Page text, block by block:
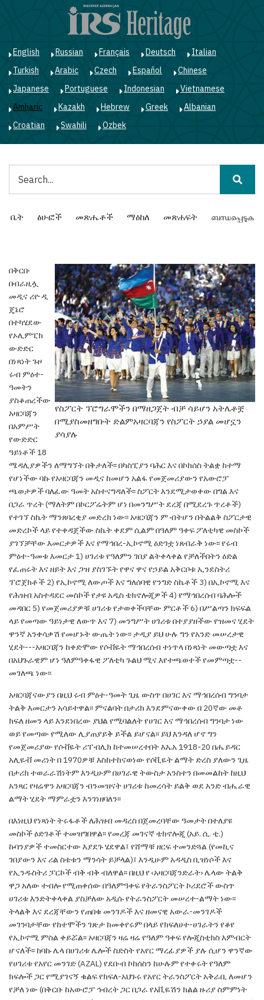
English Russian Français Deutsch
Italian
Turkish
Arabic Czech Español
Chinese
Japanese
Portuguese Indonesian
Vietnamese
Amharic
Kazakh Hebrew Greek
Albanian
Croatian
Swahili Ozbek
Main
navigation
ቤት ፅሁፎች መጽሔቶች ማዕከለ መጽሐፍት ബന്ധപ്പെടുക
የስፖርት ፕሮግራሞችን በማዘጋጀት ብቻ ሳይሆን አትሌቶቿ
በሚያስመዘግቡት ድልምአዛርባጃን የስፖርት ኃያል መሆኗን
ያሳያሉ
በቅርቡ
በብራዚሏ
መዲና ሪዮ ዲ
ጄኔሮ
በተካሄደው
የኦሊምፒክ
ውድድር
በነጻነት ጉዞ
ሩብ ምዕተ-
ዓመትን
ያስቆጠረችው
አዛርባጃን
በአምሥት
የውድድር
ዓይነቶች 18
ሜዳሊያዎችን ለማግኘት በቅታለች፡፡ በካስፒያን ባሕር እና በኮከሰስ ትልቋ ከተማ
የሆነችው ባኩ የአዛርባጃን መዲና ከመሆን አልፋ የመጀመሪያውን የአውሮፓ
ጫወታዎች ባለፈው ዓመት አስተናግዳለች፡፡ ስፖርት እንደሚታወቀው በግል እና
በጋራ ጥረት (ማለትም በኮርፖሬትም ሆነ በመንግሥት ደረጃ በሚደረጉ ጥረቶች)
የተገኘ ስኬት ማንጸባረቂያ መድረክ ነው፡፡ አዛርባጃን ምብትሆን በትልልቅ ስፖርታዊ
መድረኮች ላይ የተቀዳጀችውስኬት ቀደም ሲልምበዓለም ዓቀፍ ፖለቲካዊ መስኮች
ያገኘቻቸው እመርታዎች እና የማኅበረ-ኢኮኖሚ ዕድገቷነጸብራቅ ነው፡፡ የሩብ
ምዕተ-ዓመቱ እመርታ 1) ሀገሪቱየዓለምን ገበያ ልትቀላቀል የቻለችበትን ዕድል
የፈጠሩትእና ዘይት እና ጋዝ ያስገኙት የዋና ዋና የኃይል አቅርቦቱኢንደስትሪ
ፕሮጀክቶች 2) የኢኮኖሚ ለውጦች እና ግለሰባዊ የንግድ ስኬቶች 3) በኢኮኖሚ እና
የሕዝብ አስተዳደርመስኮች የታዩ አዲስ ቴክኖሎጂዎች 4) የማኅበረሰብ ባሕሎች
መዳበር 5) የመጀመሪያዎቹ ሀገሪቱ የታወቀችባቸው ምርቶች6) በሥልጣን ክፍፍል
ላይ የመጣው ዓይነታዊ ለውጥ እና7) መንግሥት ሀገሪቱ በተያያዘችው የዝመና ሂደት
ዋንኛ አንቀሳቃሽ የመሆኑት ውጤት ነው፡፡ ታዲያ ይህ ሁሉ ግንየአንድ መሠረታዊ
ሂደት---አዛርባጃን ከቀድሞው የሶቭዬትማኅበረሰብ ተነጥላ በነጻነት መውጣቷ እና
በአህጉራዊም ሆነ ዓለምዓቀፋዊ ፖለቲካ ጉልህ ሚና እየተጫወተች የመምጣቷ--
መገለጫ ነው፡፡
አዛርባጃናውያን በዚህ ሩብ ምዕተ-ዓመት ጊዜ ውስጥ በሀገር እና ማኅበረሰብ ግንባታ
ትልቅ እመርታን አሳይተዋል፡፡ ምናልባት በታሪክ እንደምናውቀው በ 20ኛው መቶ
ክፍለ ዘመንላይ እንደነበረው ያህል የሚባልለት የሀገር እና ማኅበረሰብግንባታ ነው
ወይ የመጣው የሚለው ሊያጠያይቅ ይችል ይሆናል፡፡ ይህ እንዳለ ሆኖ ግን
የመጀመሪያው የሶቭዬትሪፐብሊክ ከተመሠረተበት እኤአ 1918-20 በሔይዳር
አሊዬቭመሪነት በ 1970ዎቹ እስከተከናወነው የሶቪዬት ልማት ድረስ ያለውን ጊዜ
በታሪክ ተወራራሽነትም እንዲሁም በሀገራዊ ትውስታ አንስተን በመመልከት ከዚህ
አንጻር የዛሬዋንአዛርባጃን ብንመዝናት ሀገሪቱ ከመረሳት ይልቅ ወደ አንድብሔራዊ
ልማት ሂደት ማምራቷን እንገነዘባለን፡፡
በእነዚህ የነጻነት ትሩፋቶች ለሕዝብ መዳረስ በጀመረባቸው ዓመታት በተለያዩ
መስኮች ዕድገቶች ተመዝግበዋል፡፡ የመረጃ መገናኛ ቴክኖሎጂ (አይ. ሲ. ቲ.)
ኩባንያዎች ተመስርተውእያደጉ ሄደዋል፤ የሸማቹ ዘርፍ ተመንድጓል (የመኪና
ገበያውንእና ሪል ስቴቱን ማንሳት ይቻላል)፤ እንዲሁም አዳዲስቢዝነሶች እና
የኢንዱስትሪ ፓርኮች ብቅ ብቅ ብለዋል፡፡በዚህ የ‹አዛርባጃንድራት›ሌላው ትልቅ
ዋጋ አለው ተብሎየሚጠቀሰው በዓለምዓቀፍ የትራንስፖርት ኮሪደሮች ውስጥ
ሀገሪቱ እንድትቀላቀል ያስቻለው አዲሱ የትራንስፖርትመሠረተ-ልማት ነው፡፡
ትላልቅ እና ደረጃቸውን የጠበቁ መንገዶች እና ዘመናዊ አውራ-መንገዶች
መገንባታቸውየከተሞችን ገጽታ ከመቀየሩም በላይ የክፍለሀተ-ሀገራትንየቆየ
የኢኮኖሚ ምስል ቀይሯል፡፡አዛርባጃን ዛሬ ዛሬ የዓለም ዓቀፍ የሎጂስቲክስ እምብርት
ሆናለች፡፡ ከባኩሌላ በሀገሪቱ ሌሎች ስድስት የአየር ማረፊያዎች ያሉ ሲሆንዋንኛው
የሀገሪቱ የአየር መንገድ (AZAL) የደቡብ ኮከሰስን ከሁሉም የተቀሩት የዓለም
ክፍሎች ጋር የሚያገናኝ ቁልፍየክፍለ-አህጉሩ የአየር ትራንስፖርት አቅራቢ ለመሆን
የቻለነው (በቅርቡ ከአውሮፓ ኅብረት ጋር በጋራ የአቪዬሽን ክልል ዙሪያ ስምምነት